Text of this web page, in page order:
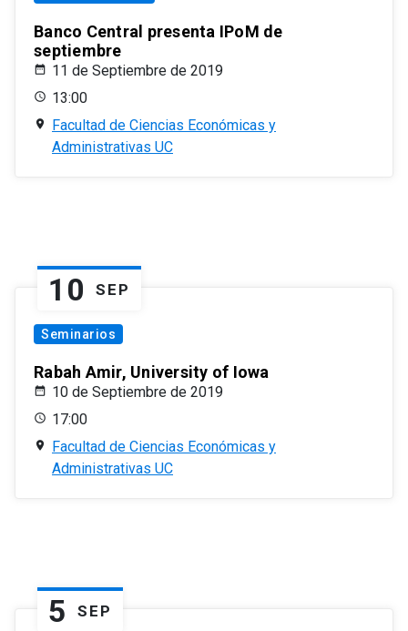
Banco Central presenta IPoM de
septiembre
11 de Septiembre de 2019
13:00
Facultad de Ciencias Económicas y
Administrativas UC
10 SEP
Seminarios
Rabah Amir, University of Iowa
10 de Septiembre de 2019
17:00
Facultad de Ciencias Económicas y
Administrativas UC
5 SEP